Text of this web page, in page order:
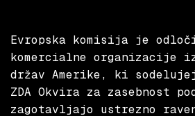
Evropska komisija je
komercialne organizacije
držav Amerike, ki
ZDA Okvira za zasebnost
zagotavljajo ustrezno